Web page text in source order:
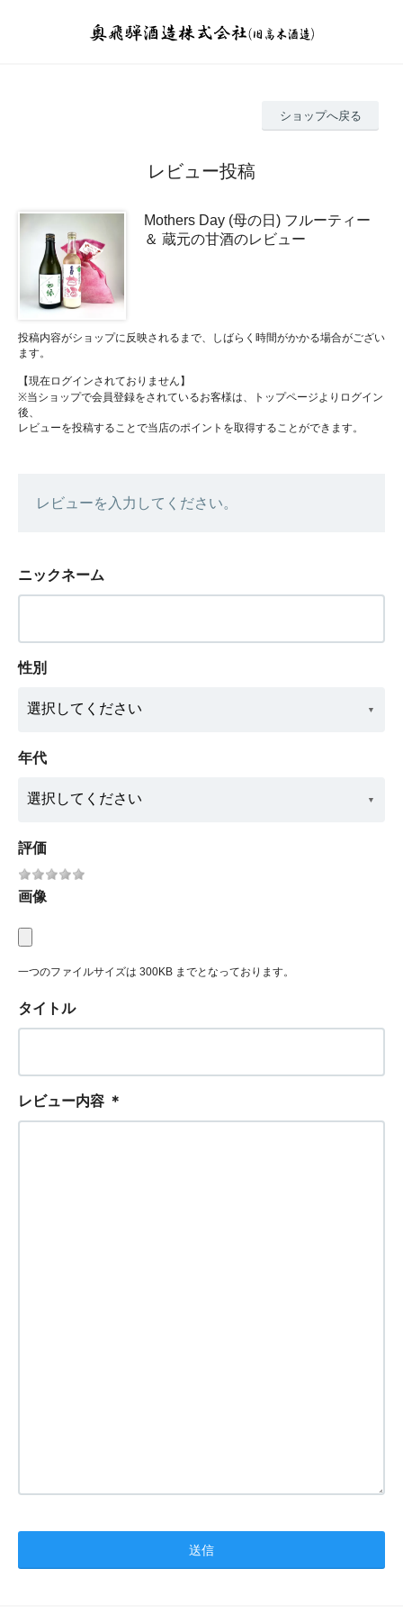
ショップへ戻る
レビュー投稿
Mothers Day (母の日) フルーティー
＆ 蔵元の甘酒のレビュー
投稿内容がショップに反映されるまで、しばらく時間がかかる場合がござい
ます。
【現在ログインされておりません】
※当ショップで会員登録をされているお客様は、トップページよりログイン
後、
レビューを投稿することで当店のポイントを取得することができます。
レビューを入力してください。
ニックネーム
性別
年代
評価
画像
一つのファイルサイズは 300KB までとなっております。
タイトル
レビュー内容 ＊